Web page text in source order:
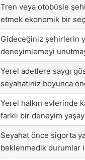
Tren veya otobüsle
etmek ekonomik bir
Gideceğiniz şehirlerin
deneyimlemeyi
Yerel adetlere saygı
seyahatiniz boyunca
Yerel halkın evlerinde
farklı bir deneyim
Seyahat önce sigorta
beklenmedik durumlar